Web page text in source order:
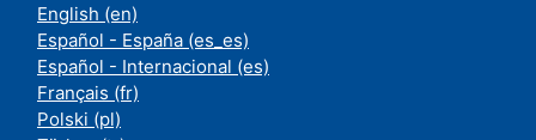
English ‎(en)‎
Español - España ‎(es_es)‎
Español - Internacional ‎(es)‎
Français ‎(fr)‎
Polski ‎(pl)‎